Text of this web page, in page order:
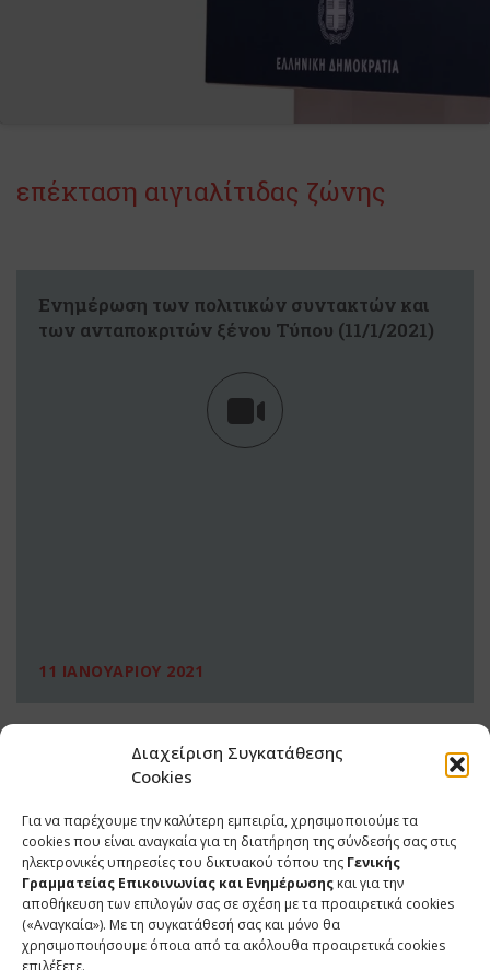
Διαχείριση Συγκατάθεσης
Cookies
Για να παρέχουμε την καλύτερη εμπειρία, χρησιμοποιούμε τα
cookies που είναι αναγκαία για τη διατήρηση της σύνδεσής σας στις
ηλεκτρονικές υπηρεσίες του δικτυακού τόπου της Γενικής
Γραμματείας Επικοινωνίας και Ενημέρωσης και για την
αποθήκευση των επιλογών σας σε σχέση με τα προαιρετικά cookies
(«Αναγκαία»). Με τη συγκατάθεσή σας και μόνο θα
χρησιμοποιήσουμε όποια από τα ακόλουθα προαιρετικά cookies
επιλέξετε.
επέκταση αιγιαλίτιδας ζώνης
Eνημέρωση των πολιτικών συντακτών και
των ανταποκριτών ξένου Τύπου (11/1/2021)
11 ΙΑΝΟΥΑΡΙΟΥ 2021
ΕΠΙΚΟΙΝΩΝΙΑ